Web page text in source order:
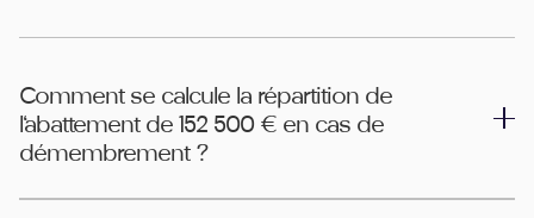
Comment se calcule la répartition de
l'abattement de 152 500 € en cas de
démembrement ?